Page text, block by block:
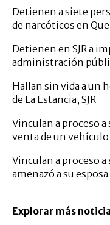
Detienen a siete
de narcóticos en
Detienen en SJR a
administración
Hallan sin vida a un
de La Estancia, SJR
Vinculan a proceso
venta de un
Vinculan a proceso
amenazó a su
Explorar más